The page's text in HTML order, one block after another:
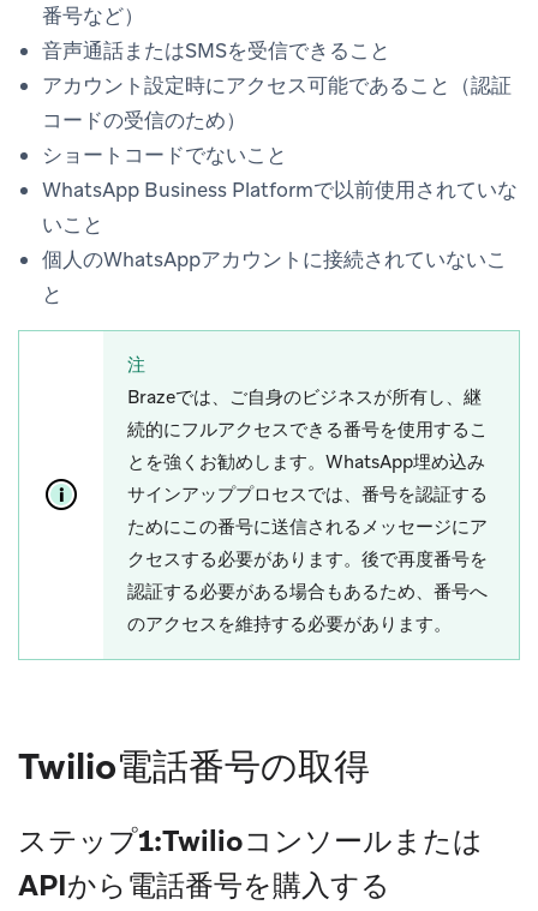
番号など）
音声通話またはSMSを受信できること
アカウント設定時にアクセス可能であること（認証
コードの受信のため）
ショートコードでないこと
WhatsApp Business Platformで以前使用されていな
いこと
個人のWhatsAppアカウントに接続されていないこ
と
注
Brazeでは、ご自身のビジネスが所有し、継
続的にフルアクセスできる番号を使用するこ
とを強くお勧めします。WhatsApp埋め込み
サインアッププロセスでは、番号を認証する
ためにこの番号に送信されるメッセージにア
クセスする必要があります。後で再度番号を
認証する必要がある場合もあるため、番号へ
のアクセスを維持する必要があります。
Twilio電話番号の取得
ステップ1:Twilioコンソールまたは
APIから電話番号を購入する